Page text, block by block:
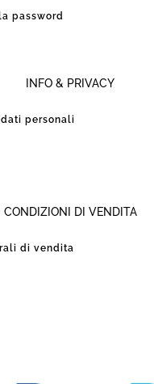
password
INFO & PRIVACY
personali
CONDIZIONI DI VENDITA
di vendita